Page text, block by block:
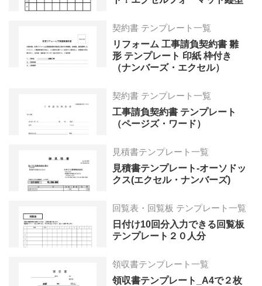
契約書 テンプレート一覧
リフォーム 工事請負契約書 雛
形 テンプレート 印紙 枠付き
（ナンバーズ・エクセル）
契約書 テンプレート一覧
工事請負契約書 テンプレート
（ページズ・ワード）
見積書テンプレート一覧
見積書テンプレート-オーソドッ
クス(エクセル・ナンバーズ)
回覧表・回覧板 テンプレート一覧
日付け10回分入力できる回覧板
テンプレート２０人分
領収書テンプレート一覧
領収書テンプレート_A4で２枚